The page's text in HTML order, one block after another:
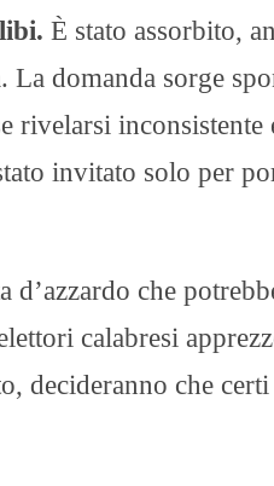
È stato assorbito,
domanda sorge
rivelarsi inconsistente
invitato solo per
d’azzardo che
calabresi
decideranno che